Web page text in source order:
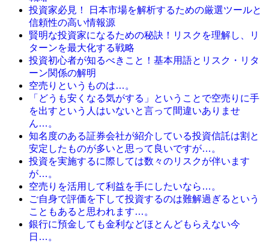
投資家必見！ 日本市場を解析するための厳選ツールと
信頼性の高い情報源
賢明な投資家になるための秘訣！リスクを理解し、リ
ターンを最大化する戦略
投資初心者が知るべきこと！基本用語とリスク・リタ
ーン関係の解明
空売りというものは…。
「どうも安くなる気がする」ということで空売りに手
を出すという人はいないと言って間違いありませ
ん…。
知名度のある証券会社が紹介している投資信託は割と
安定したものが多いと思って良いですが…。
投資を実施するに際しては数々のリスクが伴います
が…。
空売りを活用して利益を手にしたいなら…。
ご自身で評価を下して投資するのは難解過ぎるという
こともあると思われます…。
銀行に預金しても金利などほとんどもらえない今
日…。